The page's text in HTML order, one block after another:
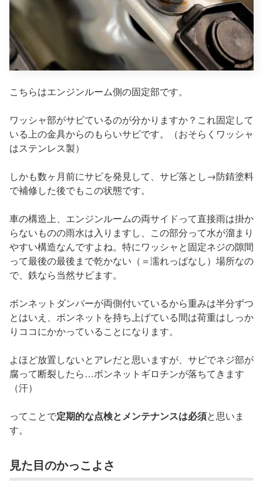
こちらはエンジンルーム側の固定部です。
ワッシャ部がサビているのが分かりますか？これ固定して
いる上の金具からのもらいサビです。（おそらくワッシャ
はステンレス製）
しかも数ヶ月前にサビを発見して、サビ落とし→防錆塗料
で補修した後でもこの状態です。
車の構造上、エンジンルームの両サイドって直接雨は掛か
らないものの雨水は入りますし、この部分って水が溜まり
やすい構造なんですよね。特にワッシャと固定ネジの隙間
って最後の最後まで乾かない（＝濡れっぱなし）場所なの
で、鉄なら当然サビます。
ボンネットダンパーが両側付いているから重みは半分ずつ
とはいえ、ボンネットを持ち上げている間は荷重はしっか
りココにかかっていることになります。
よほど放置しないとアレだと思いますが、サビでネジ部が
腐って断裂したら…ボンネットギロチンが落ちてきます
（汗）
ってことで定期的な点検とメンテナンスは必須と思いま
す。
見た目のかっこよさ